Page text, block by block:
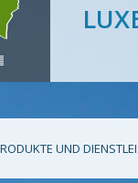
UND